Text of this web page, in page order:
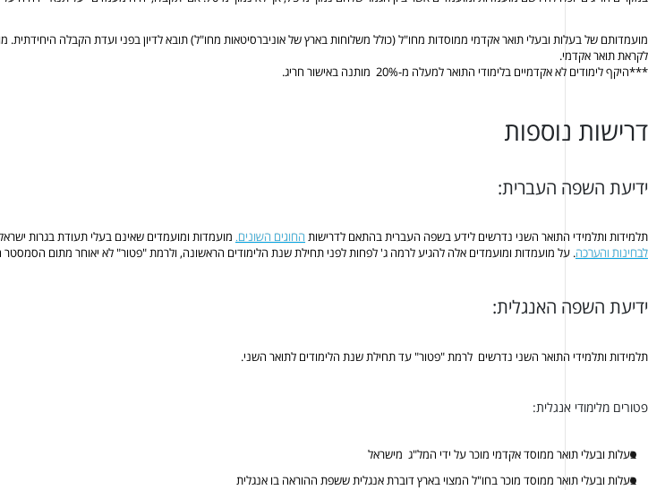
לקראת תואר אקדמי.
***היקף לימודים לא אקדמיים בלימודי התואר למעלה מ-20% מותנה באישור חריג.
דרישות נוספות
ידיעת השפה העברית:
תלמידות ותלמידי התואר השני נדרשים לידע בשפה העברית בהתאם לדרישות החוגים השונים. מועמדות ומועמדים שאינם בעלי תעודת בגרות
לבחינות והערכה. על מועמדות ומועמדים אלה להגיע לרמה ג' לפחות לפני תחילת שנת הלימודים הראשונה, ולרמת "פטור" לא יאוחר מתום הסמסטר
ידיעת השפה האנגלית:
תלמידות ותלמידי התואר השני נדרשים לרמת "פטור" עד תחילת שנת הלימודים לתואר השני.
פטורים מלימודי אנגלית:
בעלות ובעלי תואר ממוסד אקדמי מוכר על ידי המל"ג מישראל
בעלות ובעלי תואר ממוסד מוכר בחו"ל המצוי בארץ דוברת אנגלית ששפת ההוראה בו אנגלית